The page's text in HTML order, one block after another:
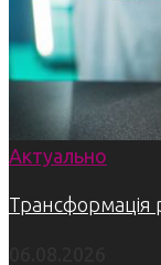
Актуально
Трансформація